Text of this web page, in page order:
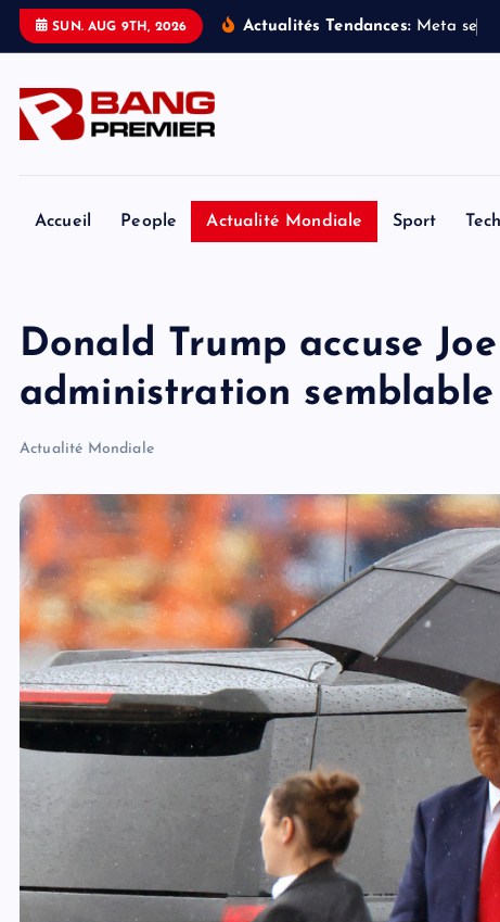
SUN. AUG 9TH, 2026 Actualités Tendances: Meta se
Accueil People Actualité Mondiale Sport
Donald Trump accuse
administration semblable
Actualité Mondiale